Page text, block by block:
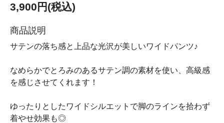
3,900円(税込)
商品説明
サテンの落ち感と上品な光沢が美しいワイドパンツ♪
なめらかでとろみのあるサテン調の素材を使い、高級感
を感じさせてくれます！
ゆったりとしたワイドシルエットで脚のラインを拾わず
着やせ効果も◎